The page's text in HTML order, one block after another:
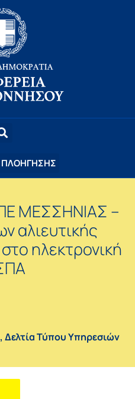
ΜΕΣΣΗΝΙΑΣ –
αλιευτικής
ηλεκτρονική
, Δελτία Τύπου Υπηρεσιών